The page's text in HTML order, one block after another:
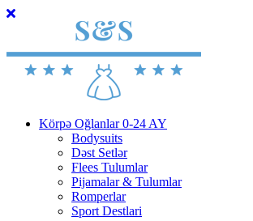
Körpə Oğlanlar 0-24 AY
Bodysuits
Dəst Setlər
Flees Tulumlar
Pijamalar & Tulumlar
Romperlar
Sport Destlari